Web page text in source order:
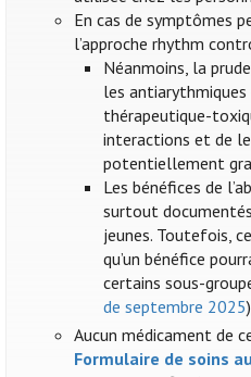
En cas de symptômes
l’approche rhythm
Néanmoins, la
les antiarythmiques
thérapeutique-
interactions et de
potentiellement
Les bénéfices de
surtout
jeunes. Toutefois,
qu’un bénéfice
certains sous-
de septembre 2025
Aucun médicament de
Formulaire de soins